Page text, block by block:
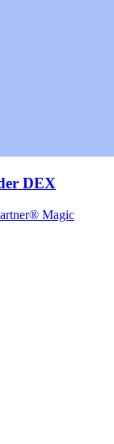
DEX
Magic